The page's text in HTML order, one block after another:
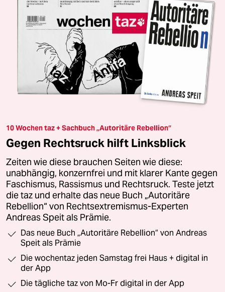
10 Wochen taz + Sachbuch „Autoritäre Rebellion“
Gegen Rechtsruck hilft Linksblick
Zeiten wie diese brauchen Seiten wie diese:
unabhängig, konzernfrei und mit klarer Kante gegen
Faschismus, Rassismus und Rechtsruck. Teste jetzt
die taz und erhalte das neue Buch „Autoritäre
Rebellion“ von Rechtsextremismus-Experten
Andreas Speit als Prämie.
Das neue Buch „Autoritäre Rebellion“ von Andreas
Speit als Prämie
Die wochentaz jeden Samstag frei Haus + digital in
der App
Die tägliche taz von Mo-Fr digital in der App